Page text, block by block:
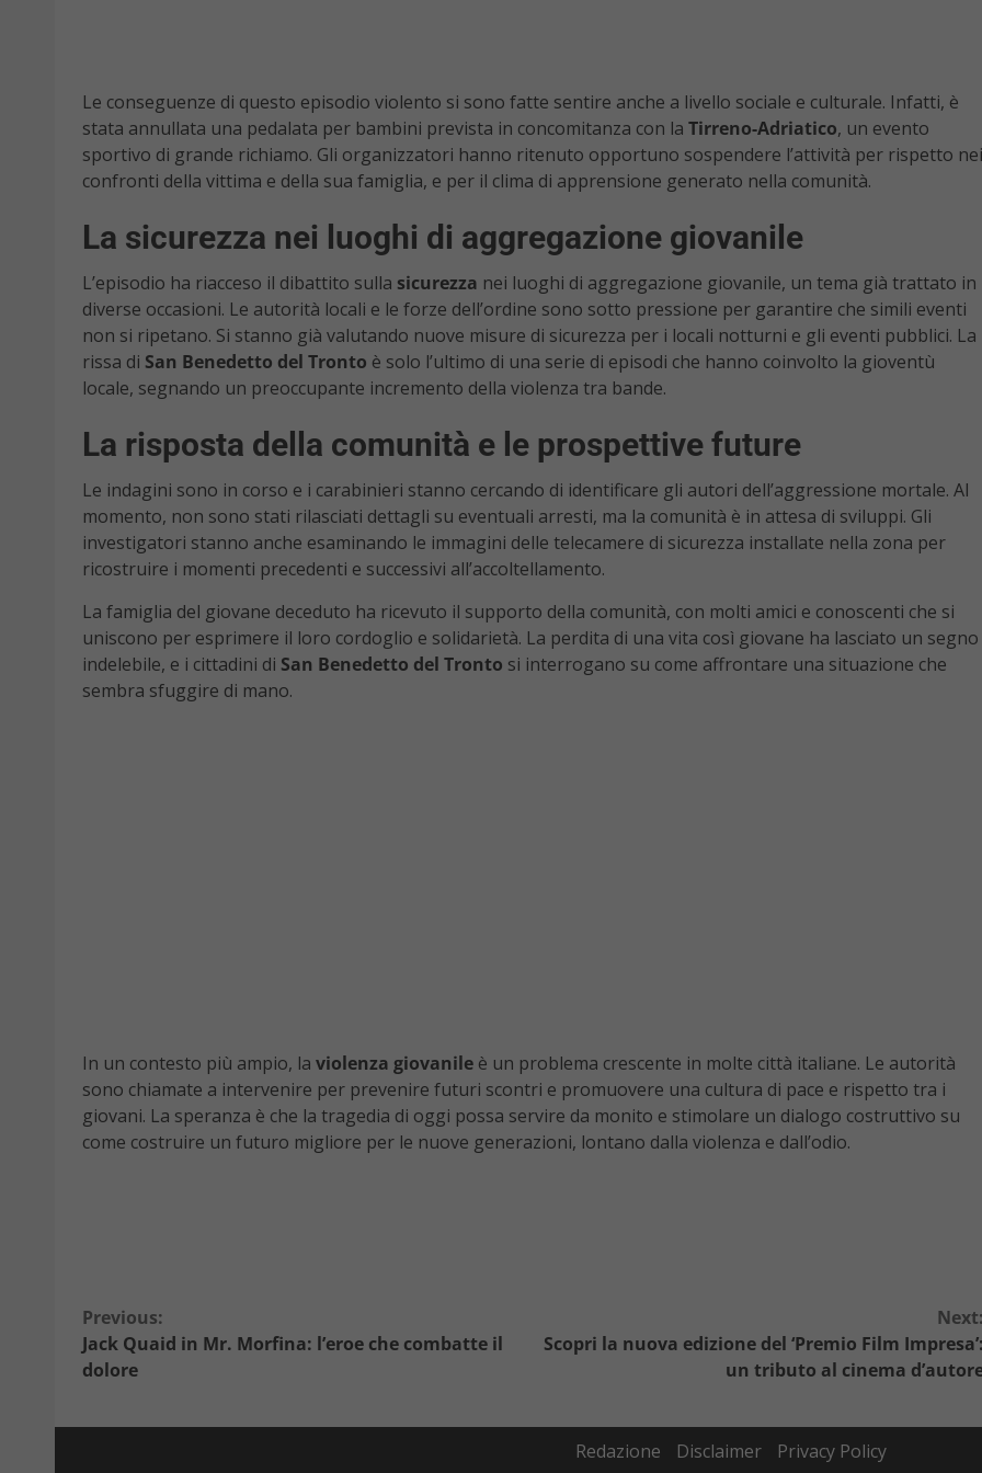
Le conseguenze di questo episodio violento si sono fatte sentire anche a livello sociale e culturale. Infatti, è
stata annullata una pedalata per bambini prevista in concomitanza con la Tirreno-Adriatico, un evento
sportivo di grande richiamo. Gli organizzatori hanno ritenuto opportuno sospendere l’attività per rispetto nei
confronti della vittima e della sua famiglia, e per il clima di apprensione generato nella comunità.
La sicurezza nei luoghi di aggregazione giovanile
L’episodio ha riacceso il dibattito sulla sicurezza nei luoghi di aggregazione giovanile, un tema già trattato in
diverse occasioni. Le autorità locali e le forze dell’ordine sono sotto pressione per garantire che simili eventi
non si ripetano. Si stanno già valutando nuove misure di sicurezza per i locali notturni e gli eventi pubblici. La
rissa di San Benedetto del Tronto è solo l’ultimo di una serie di episodi che hanno coinvolto la gioventù
locale, segnando un preoccupante incremento della violenza tra bande.
La risposta della comunità e le prospettive future
Le indagini sono in corso e i carabinieri stanno cercando di identificare gli autori dell’aggressione mortale. Al
momento, non sono stati rilasciati dettagli su eventuali arresti, ma la comunità è in attesa di sviluppi. Gli
investigatori stanno anche esaminando le immagini delle telecamere di sicurezza installate nella zona per
ricostruire i momenti precedenti e successivi all’accoltellamento.
La famiglia del giovane deceduto ha ricevuto il supporto della comunità, con molti amici e conoscenti che si
uniscono per esprimere il loro cordoglio e solidarietà. La perdita di una vita così giovane ha lasciato un segno
indelebile, e i cittadini di San Benedetto del Tronto si interrogano su come affrontare una situazione che
sembra sfuggire di mano.
In un contesto più ampio, la violenza giovanile è un problema crescente in molte città italiane. Le autorità
sono chiamate a intervenire per prevenire futuri scontri e promuovere una cultura di pace e rispetto tra i
giovani. La speranza è che la tragedia di oggi possa servire da monito e stimolare un dialogo costruttivo su
come costruire un futuro migliore per le nuove generazioni, lontano dalla violenza e dall’odio.
Continue
Reading
Previous:
Jack Quaid in Mr. Morfina: l’eroe che combatte il
dolore
Scopri la nuova edizione del ‘Premio Film
un tributo al cinema
Redazione Disclaimer Privacy Policy